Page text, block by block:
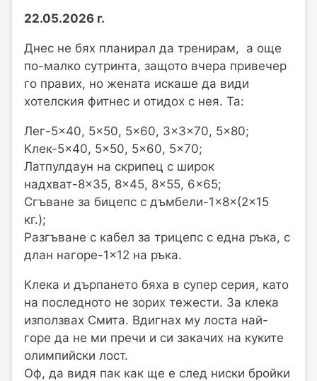
22.05.2026 г.
Днес не бях планирал да тренирам, а още
по-малко сутринта, защото вчера привечер
го правих, но жената искаше да види
хотелския фитнес и отидох с нея. Та:
Лег-5×40, 5×50, 5×60, 3×3×70, 5×80;
Клек-5×40, 5×50, 5×60, 5×70;
Латпулдаун на скрипец с широк
надхват-8×35, 8×45, 8×55, 6×65;
Сгъване за бицепс с дъмбели-1×8×(2×15
кг.);
Разгъване с кабел за трицепс с една ръка, с
длан нагоре-1×12 на ръка.
Клека и дърпането бяха в супер серия, като
на последното не зорих тежести. За клека
използвах Смита. Вдигнах му лоста най-
горе да не ми пречи и си закачих на куките
олимпийски лост.
Оф, да видя пак как ще е след ниски бройки